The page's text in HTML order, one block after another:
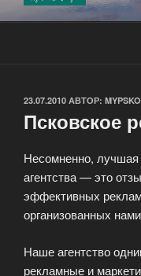
ОПУБЛИКОВАНО
23.07.2010 АВТОР:
Псковское
Несомненно,
агентства — это
эффективных
организованных
Наше агентство
рекламные и